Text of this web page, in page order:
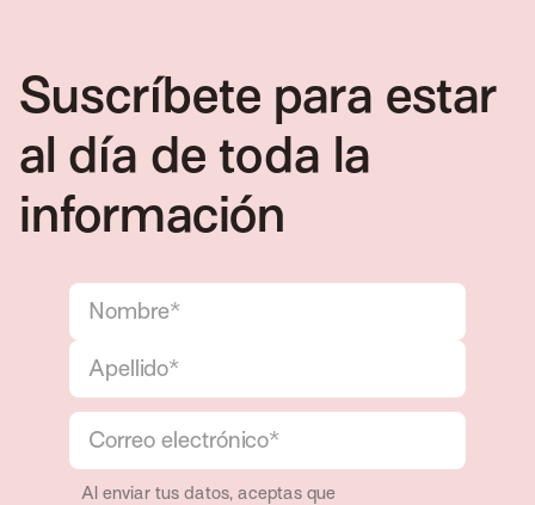
Suscríbete para estar
al día de toda la
información
Al enviar tus datos, aceptas que